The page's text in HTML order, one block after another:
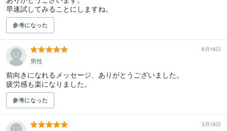
早速試してみることにしますね。
参考になった
6月16日
男性
前向きになれるメッセージ、ありがとうございました。
疲労感も楽になりました。
参考になった
3月18日